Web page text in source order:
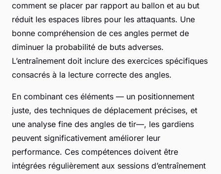
comment se placer par rapport au ballon et au but
réduit les espaces libres pour les attaquants. Une
bonne compréhension de ces angles permet de
diminuer la probabilité de buts adverses.
L’entraînement doit inclure des exercices spécifiques
consacrés à la lecture correcte des angles.
En combinant ces éléments — un positionnement
juste, des techniques de déplacement précises, et
une analyse fine des angles de tir—, les gardiens
peuvent significativement améliorer leur
performance. Ces compétences doivent être
intégrées régulièrement aux sessions d’entraînement